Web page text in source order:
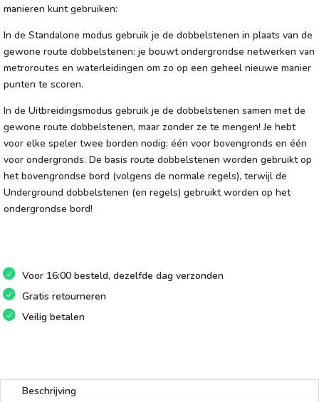
manieren kunt gebruiken:
In de Standalone modus gebruik je de dobbelstenen in plaats van de
gewone route dobbelstenen: je bouwt ondergrondse netwerken van
metroroutes en waterleidingen om zo op een geheel nieuwe manier
punten te scoren.
In de Uitbreidingsmodus gebruik je de dobbelstenen samen met de
gewone route dobbelstenen, maar zonder ze te mengen! Je hebt
voor elke speler twee borden nodig: één voor bovengronds en één
voor ondergronds. De basis route dobbelstenen worden gebruikt op
het bovengrondse bord (volgens de normale regels), terwijl de
Underground dobbelstenen (en regels) gebruikt worden op het
ondergrondse bord!
Voor 16:00 besteld, dezelfde dag verzonden
Gratis retourneren
Veilig betalen
Beschrijving